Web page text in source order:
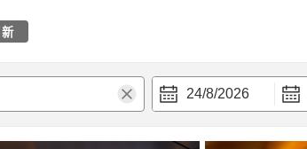
新
24/8/2026